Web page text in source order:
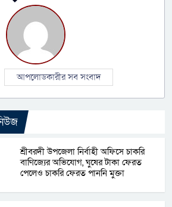
আপলোডকারীর সব সংবাদ
শ্রীবরদী উপজেলা নির্বাহী অফিসে চাকরি
বাণিজ্যের অভিযোগ, ঘুষের টাকা ফেরত
পেলেও চাকরি ফেরত পাননি মুক্তা